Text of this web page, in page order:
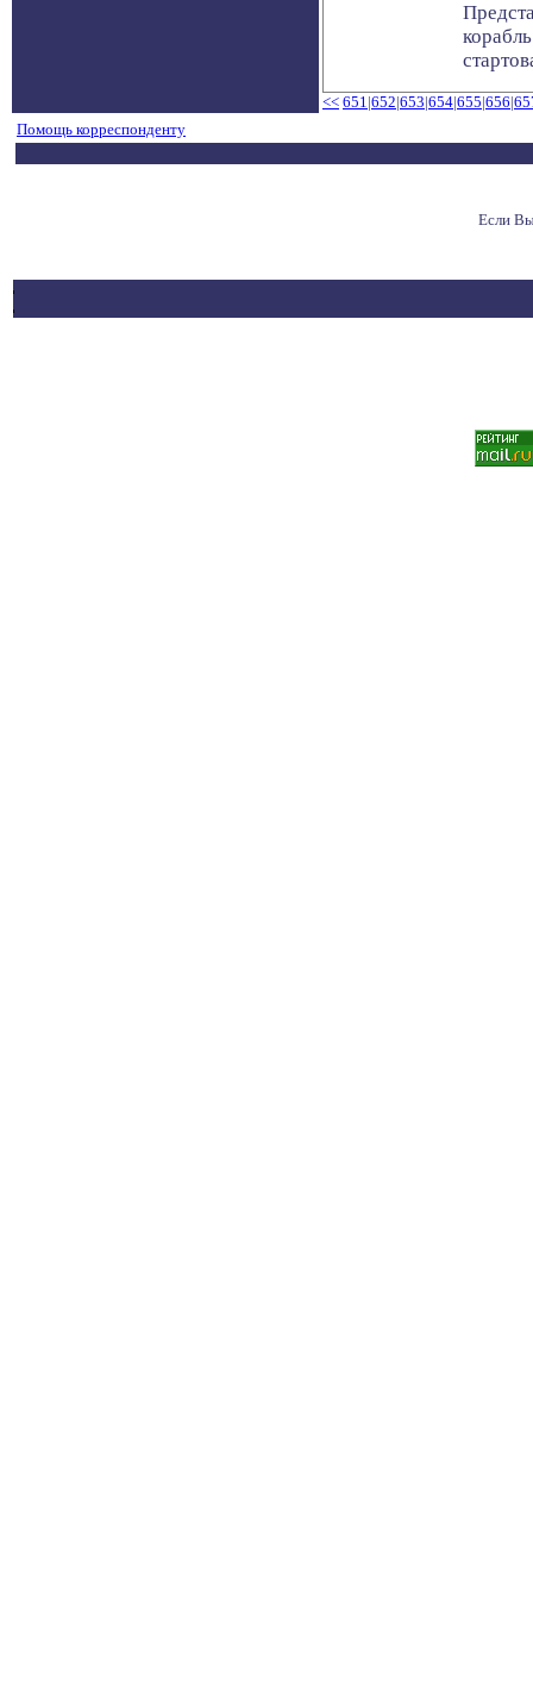
<< 651|652|653|654|655|656|
Помощь корреспонденту
Если